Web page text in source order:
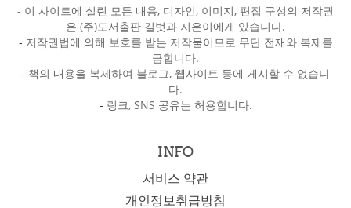
- 이 사이트에 실린 모든 내용, 디자인, 이미지, 편집 구성의 저작권
은 (주)도서출판 길벗과 지은이에게 있습니다.
- 저작권법에 의해 보호를 받는 저작물이므로 무단 전재와 복제를
금합니다.
- 책의 내용을 복제하여 블로그, 웹사이트 등에 게시할 수 없습니
다.
- 링크, SNS 공유는 허용합니다.
INFO
서비스 약관
개인정보취급방침